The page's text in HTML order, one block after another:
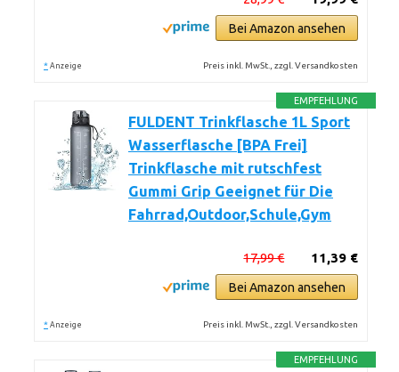
Bei Amazon ansehen
* Anzeige Preis inkl. MwSt., zzgl. Versandkosten
EMPFEHLUNG
FULDENT Trinkflasche 1L Sport
Wasserflasche [BPA Frei]
Trinkflasche mit rutschfest
Gummi Grip Geeignet für Die
Fahrrad,Outdoor,Schule,Gym
11,39 €
17,99 €
Bei Amazon ansehen
* Anzeige Preis inkl. MwSt., zzgl. Versandkosten
EMPFEHLUNG